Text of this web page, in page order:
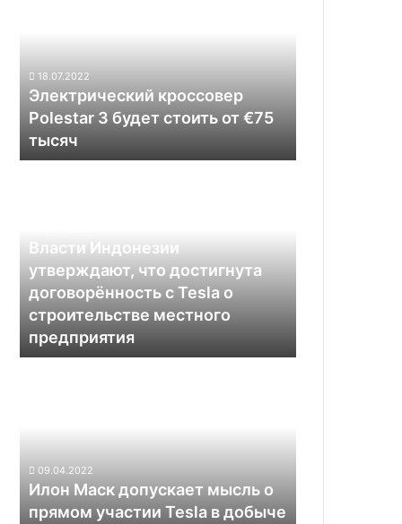
от
€75
тысяч
18.07.2022
Электрический кроссовер
Polestar 3 будет стоить от €75
тысяч
достигнута
Tesla
строительстве
местного
Власти Индонезии
утверждают, что достигнута
договорённость с Tesla о
строительстве местного
предприятия
участии
Tesla
09.04.2022
Илон Маск допускает мысль о
прямом участии Tesla в добыче